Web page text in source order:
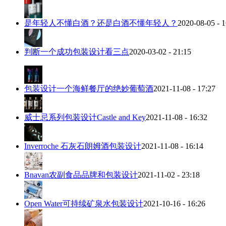
是年轻人不懂白酒？还是白酒不懂年轻人？ 2020-08-05 -
判断一个成功包装设计看三点2020-03-02 - 21:15
包装设计一个海鲜餐厅的绝妙葡萄酒2021-11-08 - 17:27
威士忌系列包装设计Castle and Key2021-11-08 - 16:32
Inverroche 石灰石朗姆酒包装设计2021-11-08 - 16:14
Bnavan农副食品品牌和包装设计2021-11-02 - 23:18
Open Water可持续矿泉水包装设计2021-10-16 - 16:26